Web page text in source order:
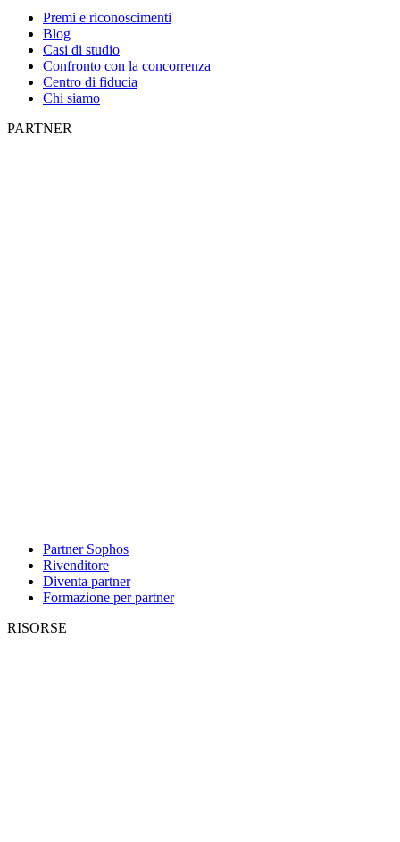
Premi e riconoscimenti
Blog
Casi di studio
Confronto con la concorrenza
Centro di fiducia
Chi siamo
PARTNER
Partner Sophos
Rivenditore
Diventa partner
Formazione per partner
RISORSE